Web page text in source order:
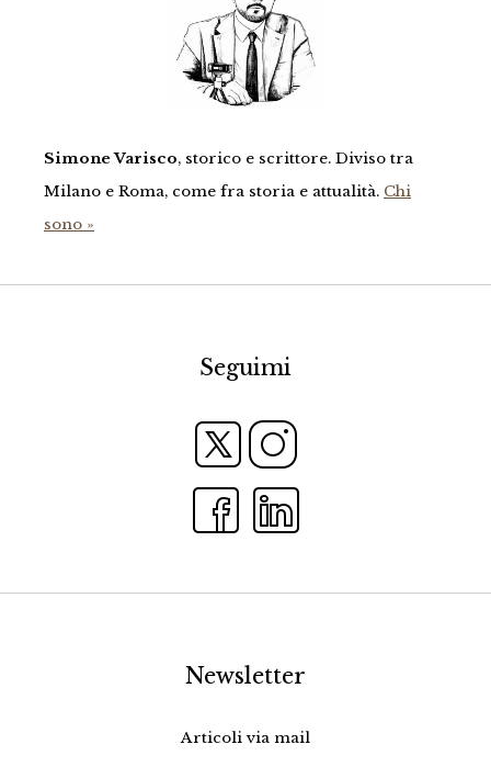
Simone Varisco, storico e scrittore. Diviso tra
Milano e Roma, come fra storia e attualità. Chi
sono »
Seguimi
Newsletter
Articoli via mail